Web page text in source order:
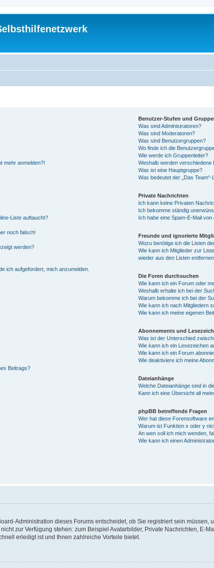
mehr anmelden?!
Liste auftaucht?
noch falsch!
werden?
ich aufgefordert, mich anzumelden.
Beitrags?
Benutzer-Stufen und
Was sind Administratoren?
Was sind Moderatoren?
Was sind Benutzergruppen?
Wo finde ich die
Wie werde ich Gruppenleiter?
Weshalb werden verschiedene
Was ist eine Hauptgruppe?
Was bedeutet der „Das
Private Nachrichten
Ich kann keine Privaten
Ich bekomme ständig
Ich habe eine Spam-E-Mail
Freunde und ignorierte
Wozu benötige ich die Listen
Wie kann ich Mitglieder zur
wieder aus den Listen
Die Foren durchsuchen
Wie kann ich ein Forum oder
Weshalb erhalte ich bei der
Warum bekomme ich bei der
Wie kann ich nach Mitgliedern
Wie kann ich meine eigenen
Abonnements und
Was ist der Unterschied
Wie kann ich ein Lesezeichen
Wie kann ich ein Forum
Wie deaktiviere ich meine
Dateianhänge
Welche Dateianhänge sind in
Kann ich eine Übersicht all
phpBB betreffende Fragen
Wer hat diese Forensoftware
Warum ist Funktion x oder y
An wen soll ich mich wenden,
Wie kann ich einen
Administration dieses Forums entscheidet, ob Sie registriert sein
zur Verfügung stehen: zum Beispiel Avatarbilder, Private Nachrichten, E-
erledigt ist und Ihnen zahlreiche Vorteile bietet.